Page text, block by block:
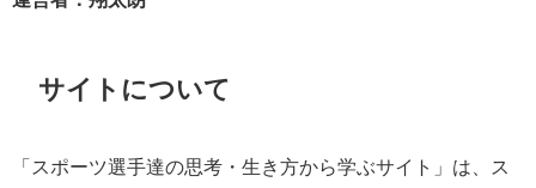
サイトについて
「スポーツ選手達の思考・生き方から学ぶサイト」は、ス